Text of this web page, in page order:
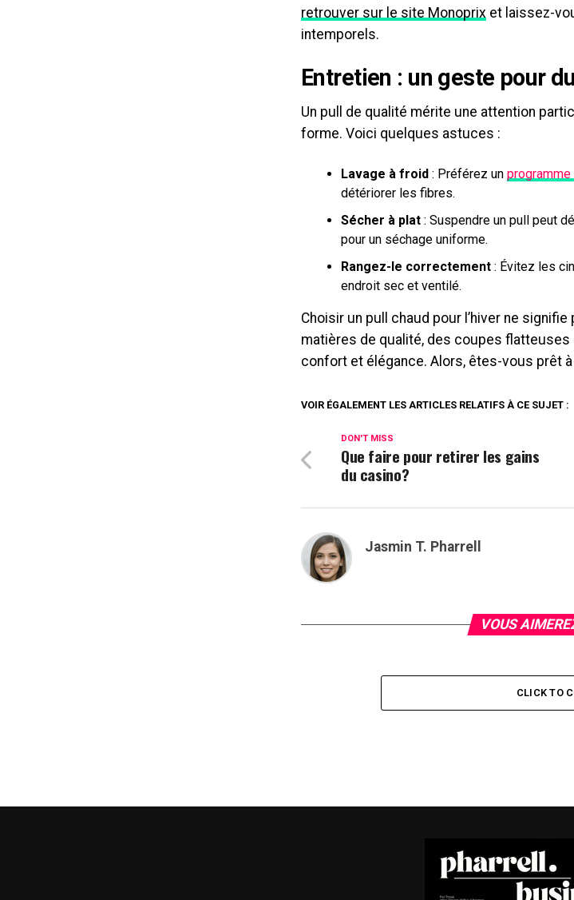
retrouver sur le site Monoprix et laissez-
intemporels.
Entretien : un geste pour
Un pull de qualité mérite une attention
forme. Voici quelques astuces :
Lavage à froid : Préférez un
détériorer les fibres.
Sécher à plat : Suspendre un pull peut
pour un séchage uniforme.
Rangez-le correctement : Évitez les
endroit sec et ventilé.
Choisir un pull chaud pour l’hiver ne
matières de qualité, des coupes
confort et élégance. Alors, êtes-vous prêt
VOIR ÉGALEMENT LES ARTICLES RELATIFS À CE SUJET :
DON'T MISS
Que faire pour retirer les gains
du casino?
Jasmin T. Pharrell
VOUS
CLICK TO